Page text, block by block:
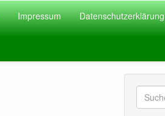
Impressum Datenschutzerklärung
Suche
nach: